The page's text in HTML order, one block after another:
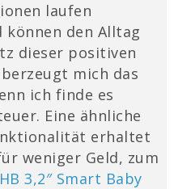
laufen
können den Alltag
dieser positiven
mich das
ich finde es
Eine ähnliche
erhaltet
weniger Geld, zum
3,2″ Smart Baby